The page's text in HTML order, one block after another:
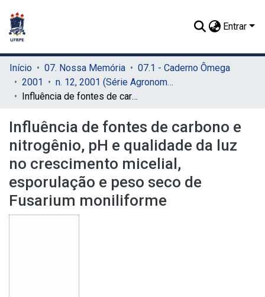
Entrar
Início 07. Nossa Memória
07.1 - Caderno Ômega
2001
n. 12, 2001 (Série Agronomia)
Influência de fontes de carbono e nitrogênio, pH e qualidade da luz no crescimento micelial, esporulação e peso seco de Fusarium moniliforme
Influência de fontes de carbono e
nitrogênio, pH e qualidade da luz
no crescimento micelial,
esporulação e peso seco de
Fusarium moniliforme